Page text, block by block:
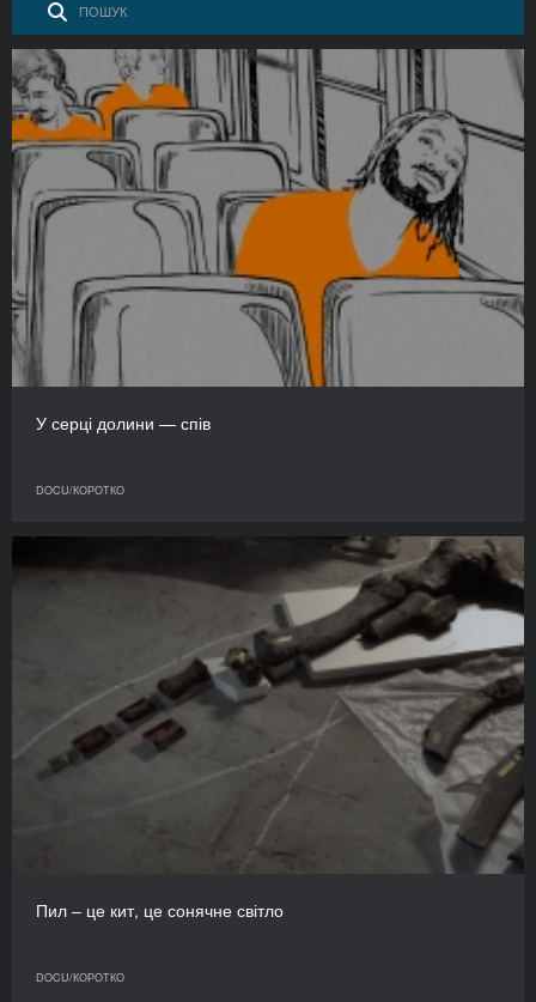
У серці долини — спів
DOCU/КОРОТКО
Пил – це кит, це сонячне світло
DOCU/КОРОТКО